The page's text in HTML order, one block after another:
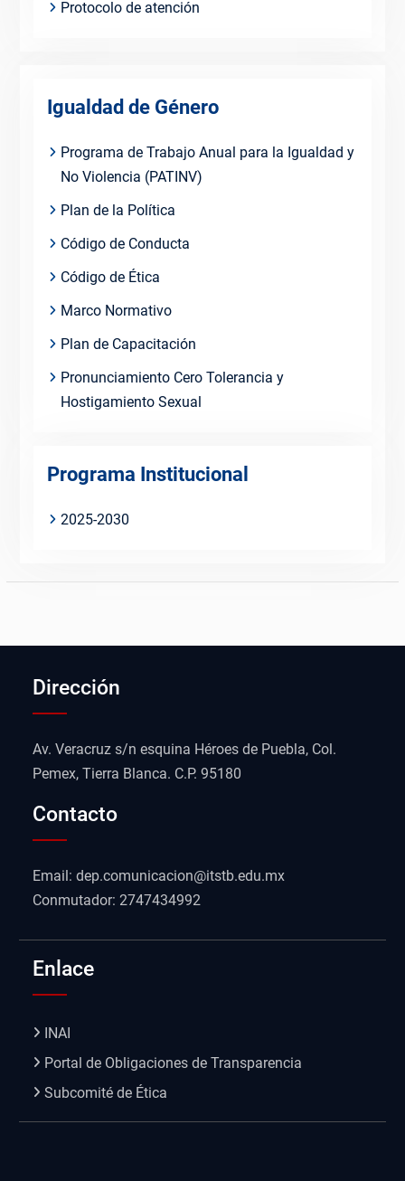
Protocolo de atención
Igualdad de Género
Programa de Trabajo Anual para la Igualdad y
No Violencia (PATINV)
Plan de la Política
Código de Conducta
Código de Ética
Marco Normativo
Plan de Capacitación
Pronunciamiento Cero Tolerancia y
Hostigamiento Sexual
Programa Institucional
2025-2030
Dirección
Av. Veracruz s/n esquina Héroes de Puebla, Col.
Pemex, Tierra Blanca. C.P. 95180
Contacto
Email: dep.comunicacion@itstb.edu.mx
Conmutador: 2747434992
Enlace
INAI
Portal de Obligaciones de Transparencia
Subcomité de Ética